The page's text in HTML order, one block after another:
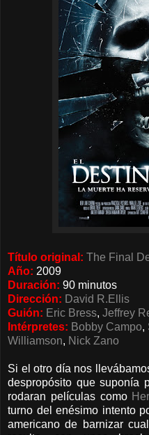
Título original: The Final
Año: 2009
Duración: 90 minutos
Dirección: David R.Ellis
Guión: Eric Bress, Jeffrey
Intérpretes: Bobby Campo,
Williamson, Nick Zano
Si el otro día nos
despropósito que suponía
rodaran películas como
turno del enésimo intento
americano de barnizar